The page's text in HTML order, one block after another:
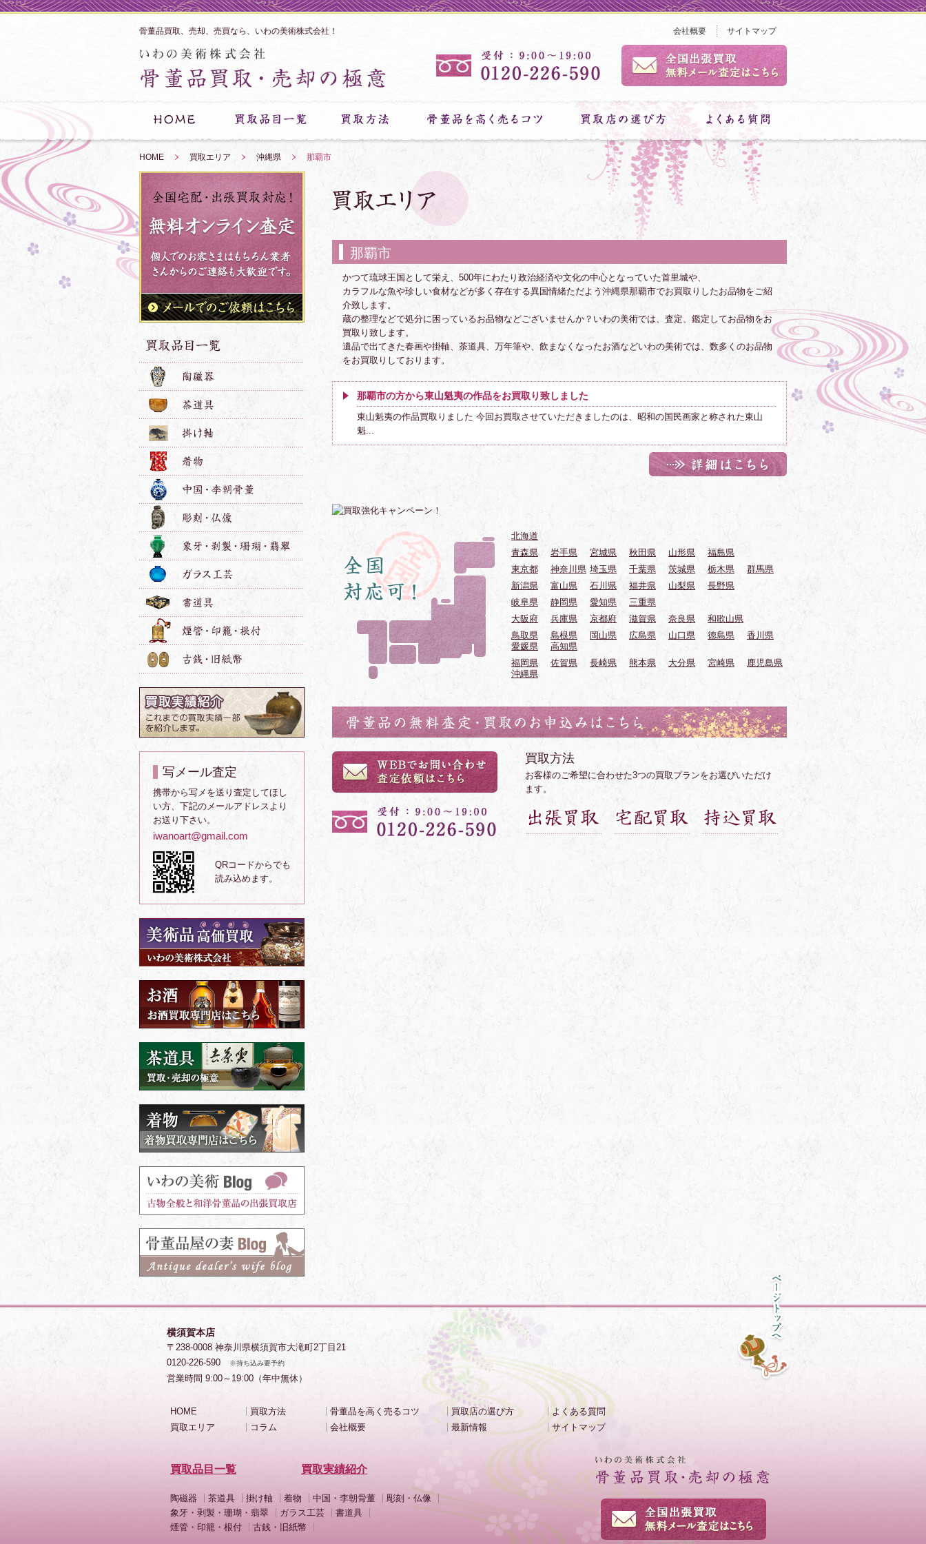
骨董品買取、売却、売買なら、いわの美術株式会社！ 会社概要 サイトマップ
HOME 買取エリア 沖縄県 那覇市
那覇市
かつて琉球王国として栄え、500年にわたり政治経済や文化の中心となっていた首里城や、
カラフルな魚や珍しい食材などが多く存在する異国情緒ただよう沖縄県那覇市でお買取りしたお品物をご紹
介致します。
蔵の整理などで処分に困っているお品物などございませんか？いわの美術では、査定、鑑定してお品物をお
買取り致します。
遺品で出てきた春画や掛軸、茶道具、万年筆や、飲まなくなったお酒などいわの美術では、数多くのお品物
をお買取りしております。
那覇市の方から東山魁夷の作品をお買取り致しました
東山魁夷の作品買取りました 今回お買取させていただきましたのは、昭和の国民画家と称された東山
魁...
北海道
青森県
岩手県 宮城県 秋田県 山形県
福島県
東京都
神奈川県 埼玉県 千葉県 茨城県 栃木県
群馬県
新潟県
富山県 石川県 福井県 山梨県
長野県
岐阜県
静岡県 愛知県
三重県
大阪府
兵庫県 京都府 滋賀県 奈良県
和歌山県
鳥取県
島根県 岡山県 広島県 山口県 徳島県
香川県
愛媛県
高知県
福岡県
佐賀県 長崎県 熊本県 大分県 宮崎県
鹿児島県
沖縄県
買取方法
お客様のご希望に合わせた3つの買取プランをお選びいただけ
ます。
写メール査定
携帯から写メを送り査定してほし
い方、下記のメールアドレスより
お送り下さい。
iwanoart@gmail.com
QRコードからでも
読み込めます。
横須賀本店
〒238-0008 神奈川県横須賀市大滝町2丁目21
0120-226-590
※持ち込み要予約
営業時間 9:00～19:00（年中無休）
HOME 買取方法 骨董品を高く売るコツ 買取店の選び方
よくある質問
買取エリア
コラム 会社概要 最新情報 サイトマップ
買取品目一覧 買取実績紹介
陶磁器 茶道具 掛け軸 着物 中国・李朝骨董
彫刻・仏像
象牙・剥製・珊瑚・翡翠
ガラス工芸
書道具
煙管・印籠・根付
古銭・旧紙幣